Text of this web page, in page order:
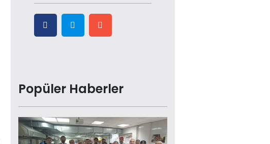
Popüler Haberler